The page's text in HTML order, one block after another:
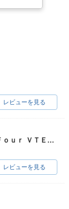
レビューを見る
ＣＢ４００Ｓｕｐｅｒ Ｆｏｕｒ ＶＴＥＣ ＳＰＥＣ３
レビューを見る